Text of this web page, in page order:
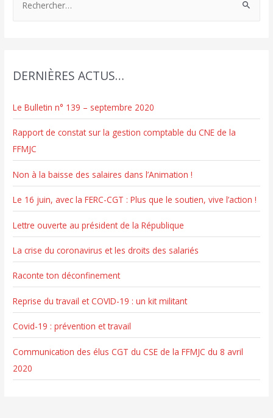
r
h
e
r
:
DERNIÈRES ACTUS…
Le Bulletin n° 139 – septembre 2020
Rapport de constat sur la gestion comptable du CNE de la
FFMJC
Non à la baisse des salaires dans l’Animation !
Le 16 juin, avec la FERC-CGT : Plus que le soutien, vive l’action !
Lettre ouverte au président de la République
La crise du coronavirus et les droits des salariés
Raconte ton déconfinement
Reprise du travail et COVID-19 : un kit militant
Covid-19 : prévention et travail
Communication des élus CGT du CSE de la FFMJC du 8 avril
2020